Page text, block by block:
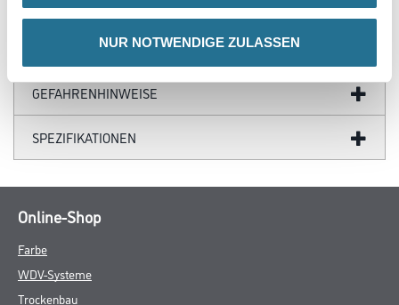
NUR NOTWENDIGE ZULASSEN
ZUSATZINFOS
GEFAHRENHINWEISE
SPEZIFIKATIONEN
Online-Shop
Farbe
WDV-Systeme
Trockenbau